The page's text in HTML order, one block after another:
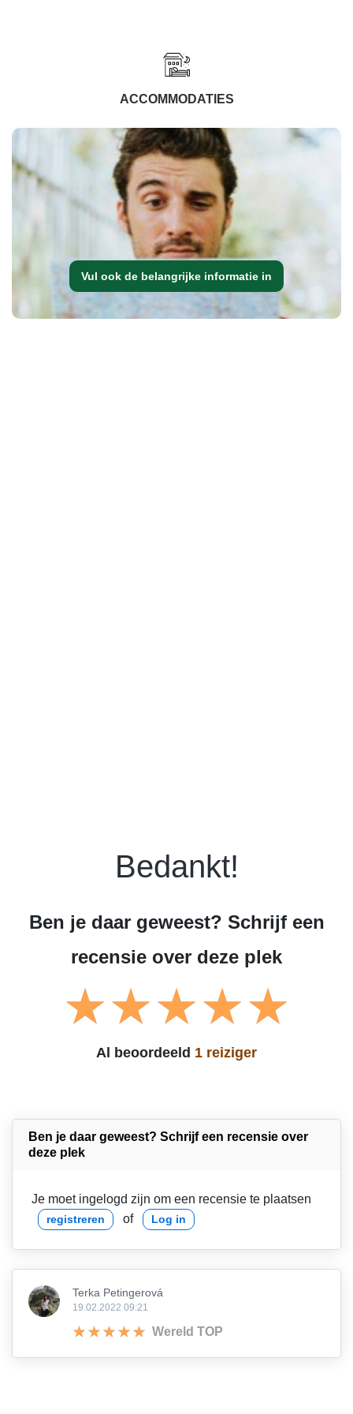
ACCOMMODATIES
Vul ook de belangrijke informatie in
Bedankt!
Ben je daar geweest? Schrijf een
recensie over deze plek
Al beoordeeld 1 reiziger
Ben je daar geweest? Schrijf een recensie over
deze plek
Je moet ingelogd zijn om een recensie te plaatsen
registreren of Log in
Terka Petingerová
19.02.2022 09:21
Wereld TOP